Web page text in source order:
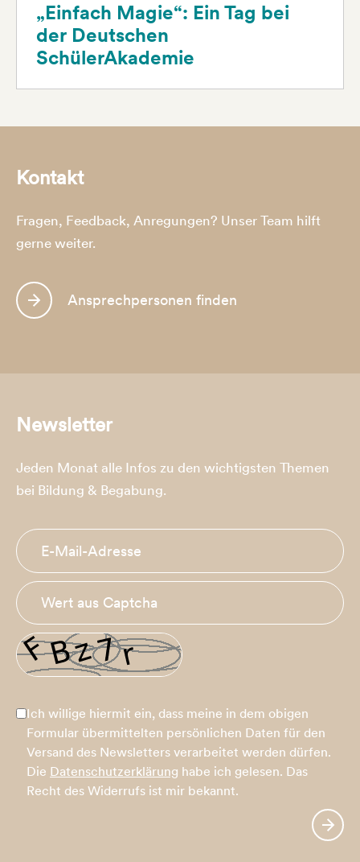
„Einfach Magie“: Ein Tag bei
der Deutschen
SchülerAkademie
Kontakt
Fragen, Feedback, Anregungen? Unser Team hilft
gerne weiter.
Ansprechpersonen finden
Newsletter
Jeden Monat alle Infos zu den wichtigsten Themen
bei Bildung & Begabung.
Ich willige hiermit ein, dass meine in dem obigen
Formular übermittelten persönlichen Daten für den
Versand des Newsletters verarbeitet werden dürfen.
Die Datenschutzerklärung habe ich gelesen. Das
Recht des Widerrufs ist mir bekannt.